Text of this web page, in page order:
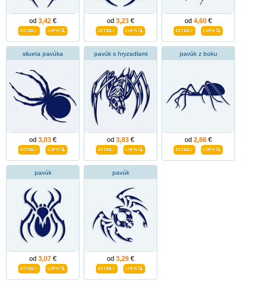
od 3,42 € od 3,23 € od 4,60 €
silueta pavúka
od 3,03 €
pavúk s hryzadlami
od 3,83 €
pavúk z boku
od 2,66 €
pavúk
od 3,07 €
pavúk
od 3,29 €